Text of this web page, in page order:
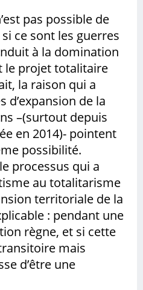
pas possible de
ce sont les guerres
à la domination
le projet totalitaire
la raison qui a
d’expansion de la
–(surtout depuis
en 2014)- pointent
possibilité.
processus qui a
au totalitarisme
territoriale de la
: pendant une
règne, et si cette
mais
d’être une